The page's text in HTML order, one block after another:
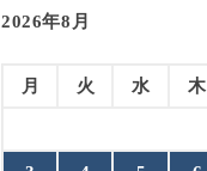
2026年8月
月 火 水 木